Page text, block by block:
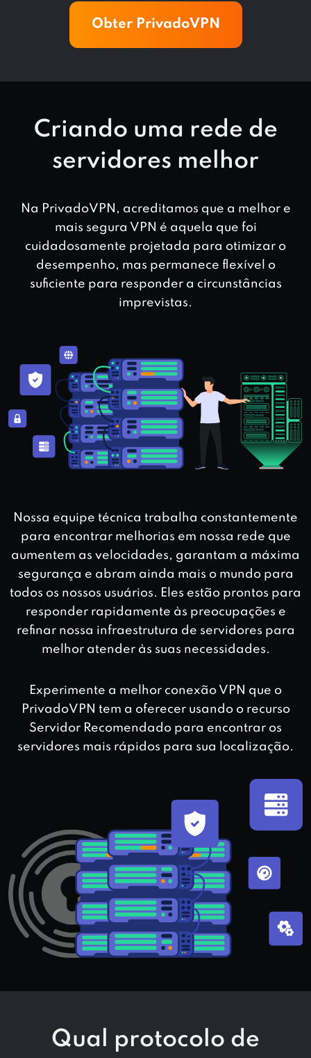
Obter PrivadoVPN
Criando uma rede de
servidores melhor
Na PrivadoVPN, acreditamos que a melhor e
mais segura VPN é aquela que foi
cuidadosamente projetada para otimizar o
desempenho, mas permanece flexível o
suficiente para responder a circunstâncias
imprevistas.
Nossa equipe técnica trabalha constantemente
para encontrar melhorias em nossa rede que
aumentem as velocidades, garantam a máxima
segurança e abram ainda mais o mundo para
todos os nossos usuários. Eles estão prontos para
responder rapidamente às preocupações e
refinar nossa infraestrutura de servidores para
melhor atender às suas necessidades.
Experimente a melhor conexão VPN que o
PrivadoVPN tem a oferecer usando o recurso
Servidor Recomendado para encontrar os
servidores mais rápidos para sua localização.
Qual protocolo de